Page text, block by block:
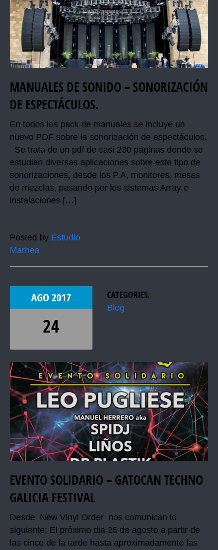
MANUALES DE SONIDO – SONORIZACIÓN
DE ESPECTÁCULOS.
En todos los pack de manuales se incluye un
nuevo PDF sobre la sonorización de espectáculos.
Se trata de un pdf de casi 230 páginas donde se
estudian diversas aplicaciones sobre este tipo de
sonorizaciones, desde los P.A, monitores, mesas
de mezclas, pasando por los sistemas Array e
instalaciones […]
Posted by Estudio
Marhea
AGO2017
24
CATEGORIES:
Blog
EVENTO SOLIDARIO – GATOCAN TECHNO
GALICIA FESTIVAL
Desde New Vinyl Order nos comunican lo
siguiente: El próximo dia 26 de agosto a partir de
las cinco de la tarde hasta aproximadamente las